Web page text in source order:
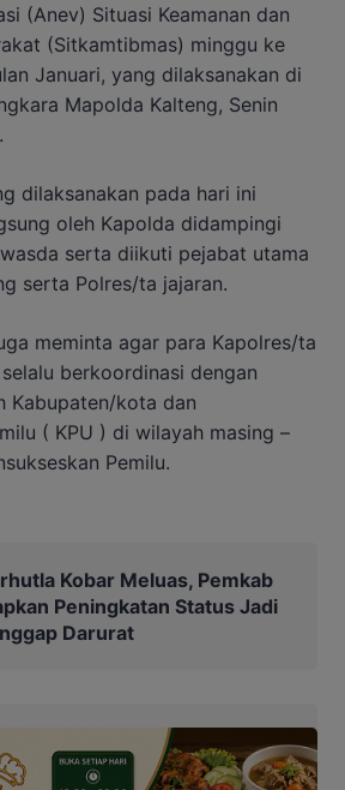
(Anev) Situasi Keamanan dan
(Sitkamtibmas) minggu ke
Januari, yang dilaksanakan di
Mapolda Kalteng, Senin
dilaksanakan pada hari ini
oleh Kapolda didampingi
serta diikuti pejabat utama
serta Polres/ta jajaran.
meminta agar para Kapolres/ta
berkoordinasi dengan
Kabupaten/kota dan
( KPU ) di wilayah masing –
Pemilu.
Kobar Meluas, Pemkab
Peningkatan Status Jadi
Darurat